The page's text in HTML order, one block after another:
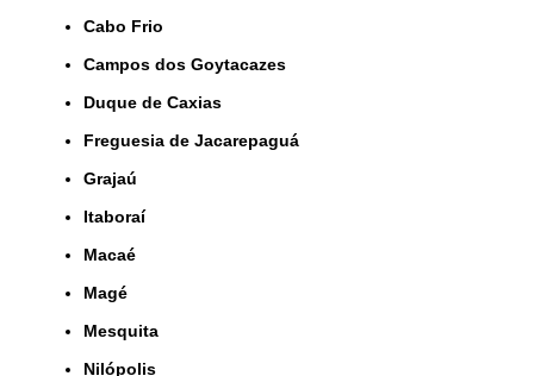
Cabo Frio
Campos dos Goytacazes
Duque de Caxias
Freguesia de Jacarepaguá
Grajaú
Itaboraí
Macaé
Magé
Mesquita
Nilópolis